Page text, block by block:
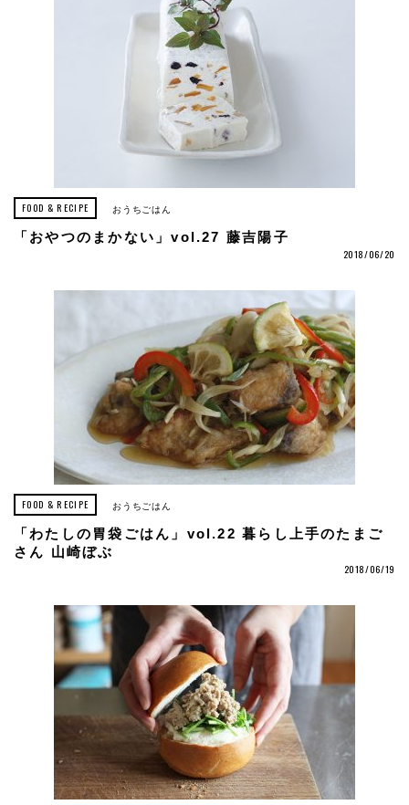
FOOD & RECIPE おうちごはん
「おやつのまかない」vol.27 藤吉陽子
2018/06/20
FOOD & RECIPE おうちごはん
「わたしの胃袋ごはん」vol.22 暮らし上手のたまご
さん 山崎ぼぶ
2018/06/19